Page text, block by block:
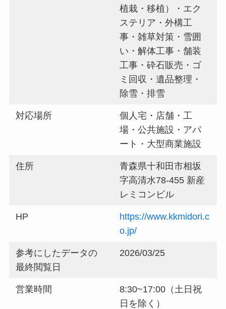
植栽・移植）・エク
ステリア・外構工
事・雑草対策・雪囲
い・解体工事・舗装
工事・砕石販売・ゴ
ミ回収・遺品整理・
除雪・排雪
対応場所
個人宅・店舗・工
場・公共施設・アパ
ート・大型商業施設
住所
青森県十和田市相坂
字高清水78-455 新産
レミコンビル
HP
https://www.kkmidori.c
o.jp/
参考にしたデータの
最終閲覧日
2026/03/25
営業時間
8:30~17:00（土日祝
日を除く）